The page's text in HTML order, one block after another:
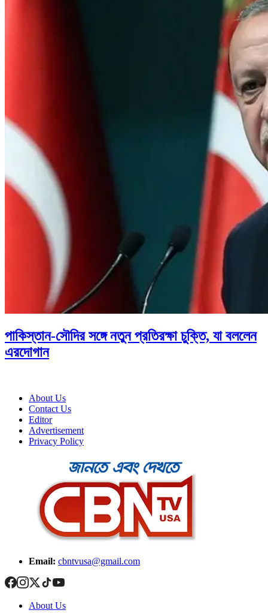
পাকিস্তান-সৌদির সঙ্গে নতুন প্রতিরক্ষা চুক্তি, যা বললেন
এরদোগান
About Us
Contact Us
Editor
Advertisement
Privacy Policy
Email: cbntvusa@gmail.com
About Us